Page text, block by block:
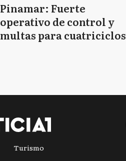
Pinamar: Fuerte
operativo de control y
multas para cuatriciclos
Turismo